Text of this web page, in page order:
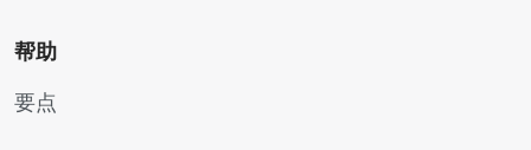
帮助
要点